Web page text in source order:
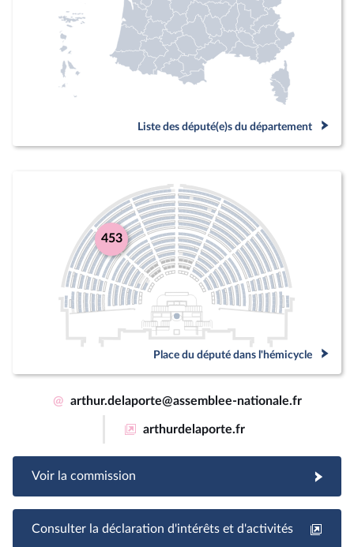
Liste des député(e)s du département
453
Place du député dans l'hémicycle
@ arthur.delaporte@assemblee-nationale.fr
arthurdelaporte.fr
Voir la commission
Consulter la déclaration d'intérêts et d'activités